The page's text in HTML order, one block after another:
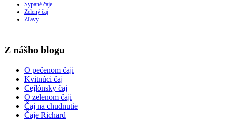
Sypané čaje
Zelený čaj
Zľavy
Z nášho blogu
O pečenom čaji
Kvitnúci čaj
Cejlónsky čaj
O zelenom čaji
Čaj na chudnutie
Čaje Richard